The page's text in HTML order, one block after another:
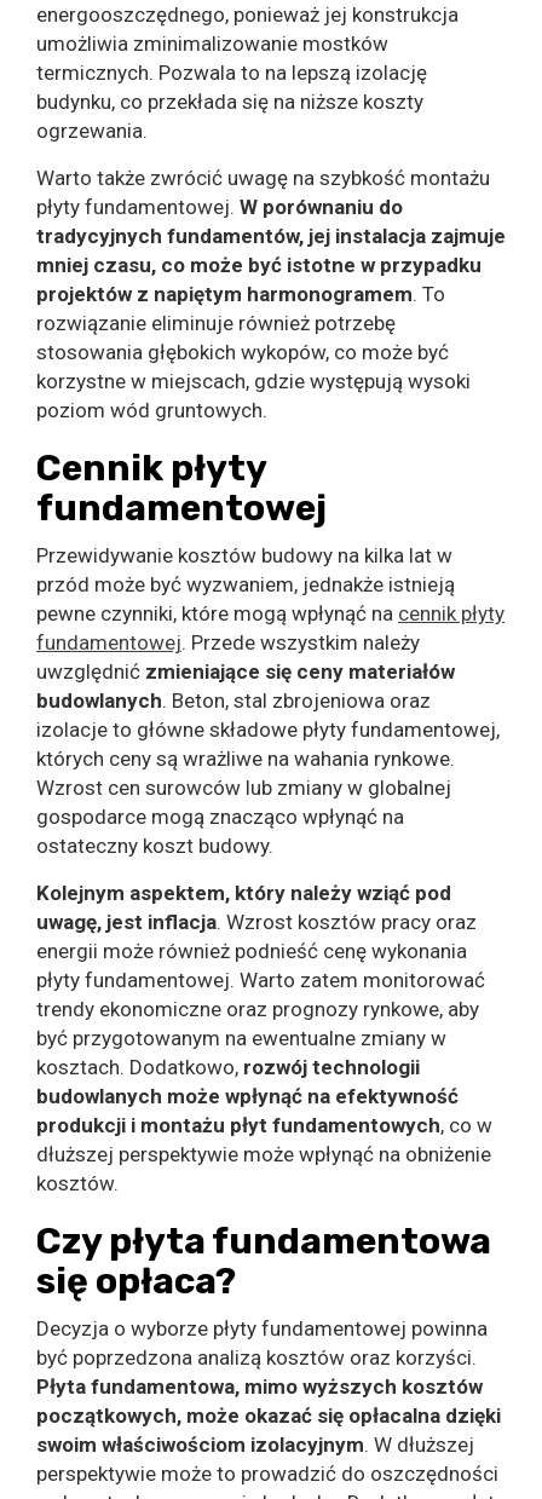
energooszczędnego, ponieważ jej konstrukcja
umożliwia zminimalizowanie mostków
termicznych. Pozwala to na lepszą izolację
budynku, co przekłada się na niższe koszty
ogrzewania.
Warto także zwrócić uwagę na szybkość montażu
płyty fundamentowej. W porównaniu do
tradycyjnych fundamentów, jej instalacja zajmuje
mniej czasu, co może być istotne w przypadku
projektów z napiętym harmonogramem. To
rozwiązanie eliminuje również potrzebę
stosowania głębokich wykopów, co może być
korzystne w miejscach, gdzie występują wysoki
poziom wód gruntowych.
Cennik płyty
fundamentowej
Przewidywanie kosztów budowy na kilka lat w
przód może być wyzwaniem, jednakże istnieją
pewne czynniki, które mogą wpłynąć na cennik płyty
fundamentowej. Przede wszystkim należy
uwzględnić zmieniające się ceny materiałów
budowlanych. Beton, stal zbrojeniowa oraz
izolacje to główne składowe płyty fundamentowej,
których ceny są wrażliwe na wahania rynkowe.
Wzrost cen surowców lub zmiany w globalnej
gospodarce mogą znacząco wpłynąć na
ostateczny koszt budowy.
Kolejnym aspektem, który należy wziąć pod
uwagę, jest inflacja. Wzrost kosztów pracy oraz
energii może również podnieść cenę wykonania
płyty fundamentowej. Warto zatem monitorować
trendy ekonomiczne oraz prognozy rynkowe, aby
być przygotowanym na ewentualne zmiany w
kosztach. Dodatkowo, rozwój technologii
budowlanych może wpłynąć na efektywność
produkcji i montażu płyt fundamentowych, co w
dłuższej perspektywie może wpłynąć na obniżenie
kosztów.
Czy płyta fundamentowa
się opłaca?
Decyzja o wyborze płyty fundamentowej powinna
być poprzedzona analizą kosztów oraz korzyści.
Płyta fundamentowa, mimo wyższych kosztów
początkowych, może okazać się opłacalna dzięki
swoim właściwościom izolacyjnym. W dłuższej
perspektywie może to prowadzić do oszczędności